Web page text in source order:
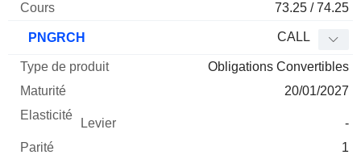
73.25 / 74.25
PNGRCH CALL
Obligations Convertibles
20/01/2027
-
1